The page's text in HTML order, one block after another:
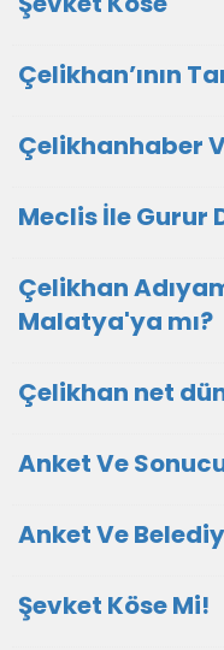
Çelikhan’ının
Çelikhanhaber
Meclis İle Gurur
Çelikhan
Malatya'ya mı?
Çelikhan net
Anket Ve
Anket Ve
Şevket Köse Mi!